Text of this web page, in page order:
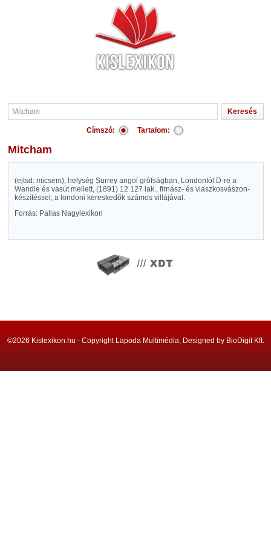
Címszó: Tartalom:
Mitcham
(ejtsd: micsem), helység Surrey angol grófságban, Londontól D-re a
Wandle és vasút mellett, (1891) 12 127 lak., firnász- és viaszkosvászon-
készítéssel; a londoni kereskedők számos villájával.
Forrás: Pallas Nagylexikon
©2026 Kislexikon.hu - Copyright Lapoda Multimédia, Designed by BioDigit Kft.